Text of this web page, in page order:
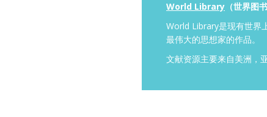
World Library （世界图
World Library是现有世界
最伟大的思想家的作品。
文献资源主要来自美洲，